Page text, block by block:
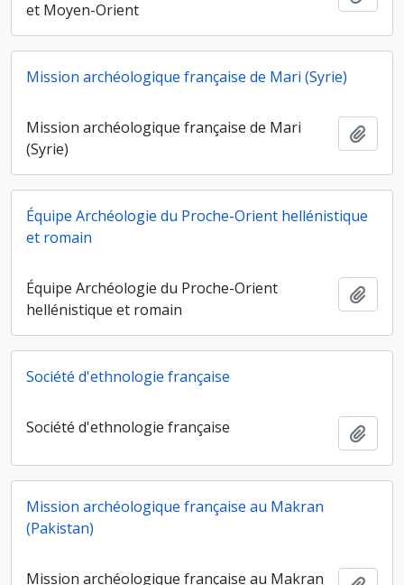
et Moyen-Orient
Mission archéologique française de Mari (Syrie)
Mission archéologique française de Mari
(Syrie)
Équipe Archéologie du Proche-Orient hellénistique
et romain
Équipe Archéologie du Proche-Orient
hellénistique et romain
Société d'ethnologie française
Société d'ethnologie française
Mission archéologique française au Makran
(Pakistan)
Mission archéologique française au Makran